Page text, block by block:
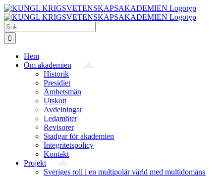
Fortsätt
till
innehållet
Sök
efter:
Hem
Om akademien
Historik
Presidiet
Ämbetsmän
Utskott
Avdelningar
Ledamöter
Revisorer
Stadgar för akademien
Integritetspolicy
Kontakt
Projekt
Sveriges roll i en multipolär värld med multidomäna